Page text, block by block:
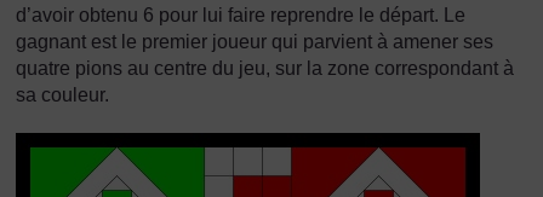
d’avoir obtenu 6 pour lui faire reprendre le départ. Le
gagnant est le premier joueur qui parvient à amener ses
quatre pions au centre du jeu, sur la zone correspondant à
sa couleur.